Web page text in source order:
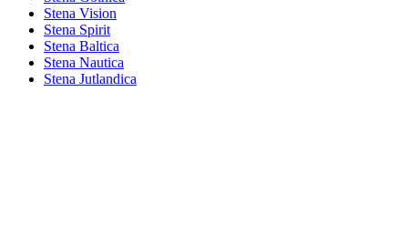
Stena Vision
Stena Spirit
Stena Baltica
Stena Nautica
Stena Jutlandica